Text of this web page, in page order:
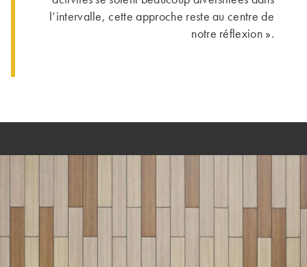
l’intervalle, cette approche reste au centre de
notre réflexion ».